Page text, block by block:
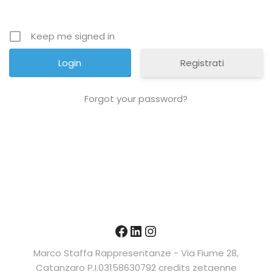
Keep me signed in
Registrati
Forgot your password?
Marco Staffa Rappresentanze - Via Fiume 28,
Catanzaro P.I.03158630792 credits zetaenne